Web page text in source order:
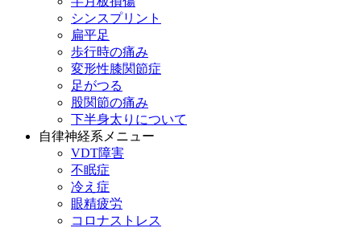
シンスプリント
扁平足
歩行時の痛み
変形性膝関節症
足がつる
股関節の痛み
下半身太りについて
自律神経系メニュー
VDT障害
不眠症
冷え症
眼精疲労
コロナストレス